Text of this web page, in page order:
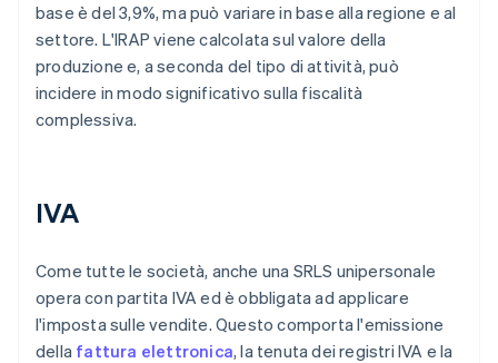
base è del 3,9%, ma può variare in base alla regione e al
settore. L'IRAP viene calcolata sul valore della
produzione e, a seconda del tipo di attività, può
incidere in modo significativo sulla fiscalità
complessiva.
IVA
Come tutte le società, anche una SRLS unipersonale
opera con partita IVA ed è obbligata ad applicare
l'imposta sulle vendite. Questo comporta l'emissione
della fattura elettronica, la tenuta dei registri IVA e la